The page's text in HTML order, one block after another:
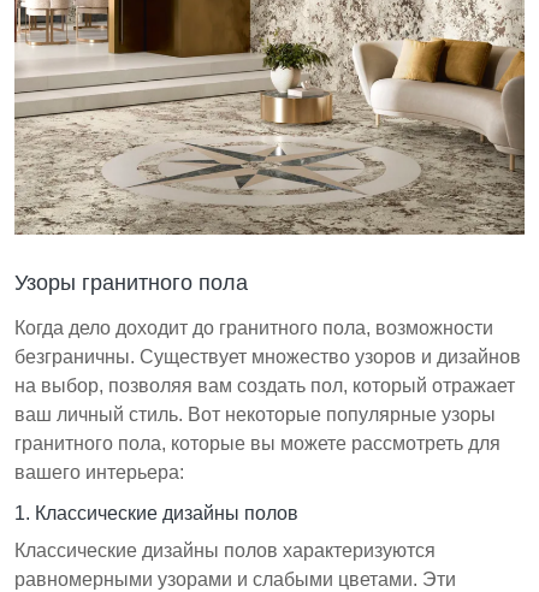
Узоры гранитного пола
Когда дело доходит до гранитного пола, возможности
безграничны. Существует множество узоров и дизайнов
на выбор, позволяя вам создать пол, который отражает
ваш личный стиль. Вот некоторые популярные узоры
гранитного пола, которые вы можете рассмотреть для
вашего интерьера:
1. Классические дизайны полов
Классические дизайны полов характеризуются
равномерными узорами и слабыми цветами. Эти